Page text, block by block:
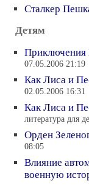
Сталкер
Детям
07.05.2006 21:19
Как Лиса и
02.05.2006 16:31
Как Лиса и
литература для
Орден
08:05
Влияние
военную